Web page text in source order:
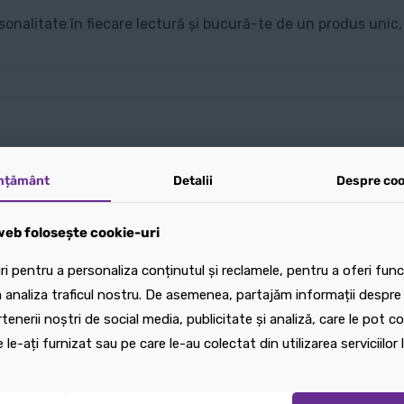
în fiecare lectură și bucură-te de un produs
Detalii Despre
folosește cookie-uri
pentru a personaliza conținutul și reclamele, pentru a oferi
analiza traficul nostru. De asemenea, partajăm informații
noștri de social media, publicitate și analiză, care le pot
le-ați furnizat sau pe care le-au colectat din utilizarea serviciilor
Detalii Despre
folosește cookie-uri
pentru a personaliza conținutul și reclamele, pentru a oferi
analiza traficul nostru. De asemenea, partajăm informații
noștri de social media, publicitate și analiză, care le pot
le-ați furnizat sau pe care le-au colectat din utilizarea serviciilor